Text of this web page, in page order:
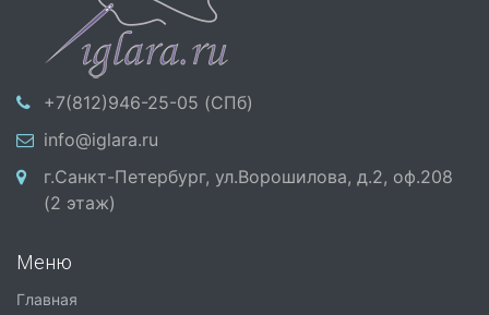
+7(812)946-25-05 (СПб)
info@iglara.ru
г.Санкт-Петербург, ул.Ворошилова, д.2, оф.208
(2 этаж)
Меню
Главная